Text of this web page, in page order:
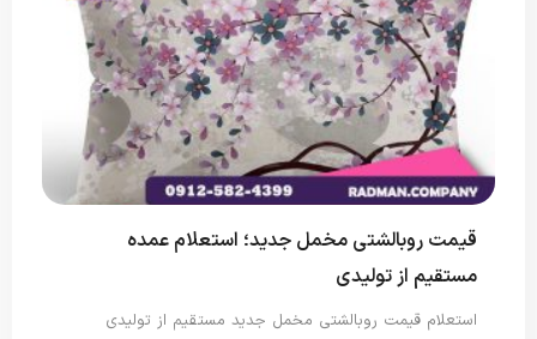
قیمت روبالشتی مخمل جدید؛ استعلام عمده
مستقیم از تولیدی
استعلام قیمت روبالشتی مخمل جدید مستقیم از تولیدی